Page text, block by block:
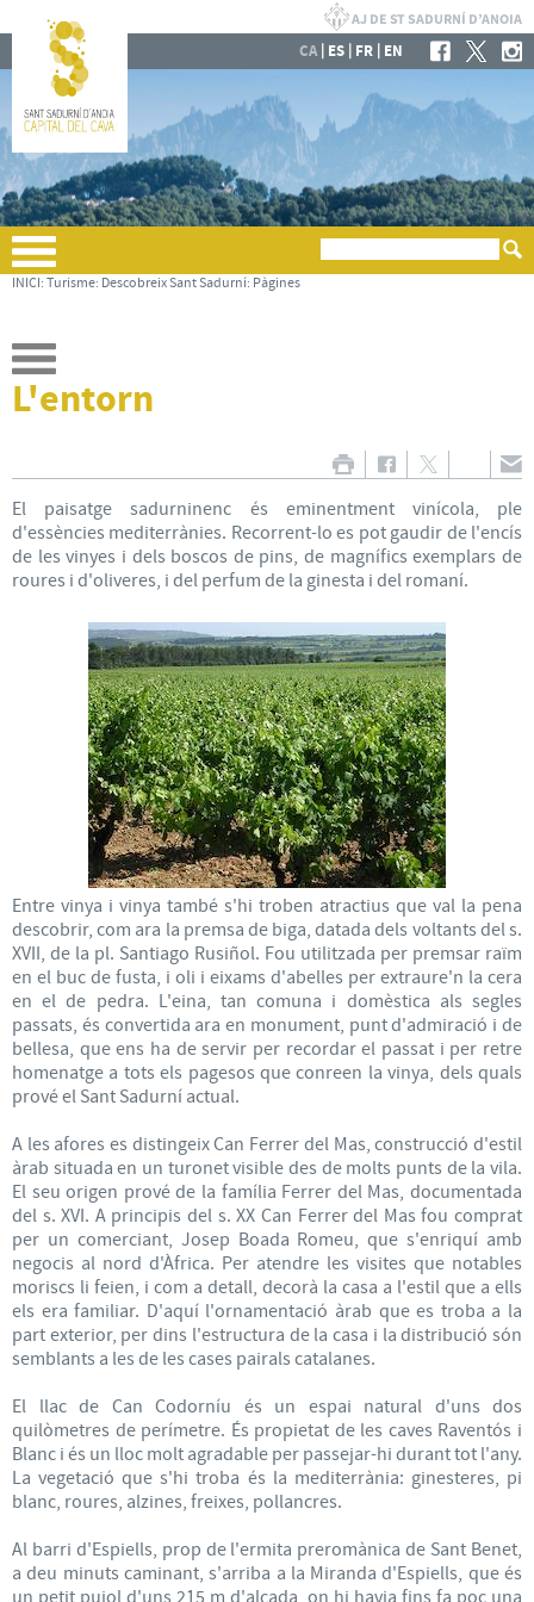
CA| ES | FR | EN
INICI: Turisme: Descobreix Sant Sadurní: Pàgines
L'entorn
El paisatge sadurninenc és eminentment vinícola, ple
d'essències mediterrànies. Recorrent-lo es pot gaudir de l'encís
de les vinyes i dels boscos de pins, de magnífics exemplars de
roures i d'oliveres, i del perfum de la ginesta i del romaní.
Entre vinya i vinya també s'hi troben atractius que val la pena
descobrir, com ara la premsa de biga, datada dels voltants del s.
XVII, de la pl. Santiago Rusiñol. Fou utilitzada per premsar raïm
en el buc de fusta, i oli i eixams d'abelles per extraure'n la cera
en el de pedra. L'eina, tan comuna i domèstica als segles
passats, és convertida ara en monument, punt d'admiració i de
bellesa, que ens ha de servir per recordar el passat i per retre
homenatge a tots els pagesos que conreen la vinya, dels quals
prové el Sant Sadurní actual.
A les afores es distingeix Can Ferrer del Mas, construcció d'estil
àrab situada en un turonet visible des de molts punts de la vila.
El seu origen prové de la família Ferrer del Mas, documentada
del s. XVI. A principis del s. XX Can Ferrer del Mas fou comprat
per un comerciant, Josep Boada Romeu, que s'enriquí amb
negocis al nord d'Àfrica. Per atendre les visites que notables
moriscs li feien, i com a detall, decorà la casa a l'estil que a ells
els era familiar. D'aquí l'ornamentació àrab que es troba a la
part exterior, per dins l'estructura de la casa i la distribució són
semblants a les de les cases pairals catalanes.
El llac de Can Codorníu és un espai natural d'uns dos
quilòmetres de perímetre. És propietat de les caves Raventós i
Blanc i és un lloc molt agradable per passejar-hi durant tot l'any.
La vegetació que s'hi troba és la mediterrània: ginesteres, pi
blanc, roures, alzines, freixes, pollancres.
Al barri d'Espiells, prop de l'ermita preromànica de Sant Benet,
a deu minuts caminant, s'arriba a la Miranda d'Espiells, que és
un petit pujol d'uns 215 m d'alçada, on hi havia fins fa poc una